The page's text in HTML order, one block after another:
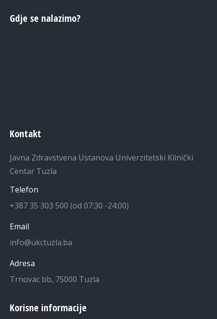
Gdje se nalazimo?
Kontakt
Javna Zdravstvena Ustanova Univerzitetski Klinički
Centar Tuzla
Telefon
+387 35 303 500 (od 07:30 -24:00)
Email
info@ukctuzla.ba
Adresa
Trnovac bb, 75000 Tuzla
Korisne informacije